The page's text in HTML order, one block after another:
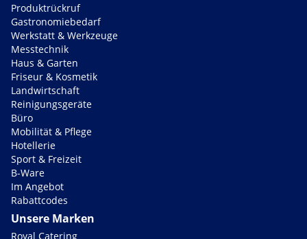
Produktrückruf
Gastronomiebedarf
Werkstatt & Werkzeuge
Messtechnik
Haus & Garten
Friseur & Kosmetik
Landwirtschaft
Reinigungsgeräte
Büro
Mobilität & Pflege
Hotellerie
Sport & Freizeit
B-Ware
Im Angebot
Rabattcodes
Unsere Marken
Royal Catering